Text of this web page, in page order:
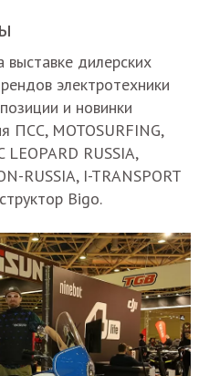
дилерских
электротехники
и новинки
ПСС, MOTOSURFING,
LEOPARD RUSSIA,
RUSSIA, I-TRANSPORT
Bigo.